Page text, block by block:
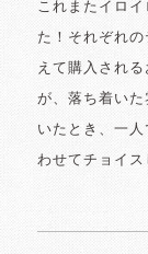
これまたイロ
た！それぞれ
えて購入され
が、落ち着い
いたとき、一
わせてチョイス